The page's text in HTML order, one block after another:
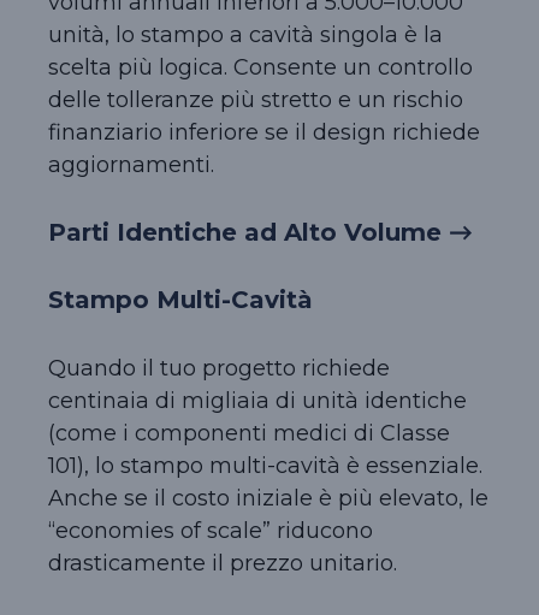
unità, lo stampo a cavità singola è la
scelta più logica. Consente un controllo
delle tolleranze più stretto e un rischio
finanziario inferiore se il design richiede
aggiornamenti.
Parti Identiche ad Alto Volume →
Stampo Multi-Cavità
Quando il tuo progetto richiede
centinaia di migliaia di unità identiche
(come i componenti medici di Classe
101), lo stampo multi-cavità è essenziale.
Anche se il costo iniziale è più elevato, le
“economies of scale” riducono
drasticamente il prezzo unitario.